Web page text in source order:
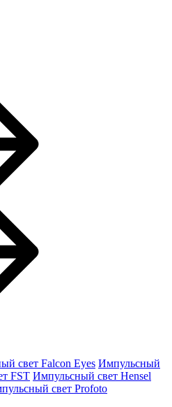
свет Falcon Eyes Импульсный
FST Импульсный свет Hensel
свет Profoto